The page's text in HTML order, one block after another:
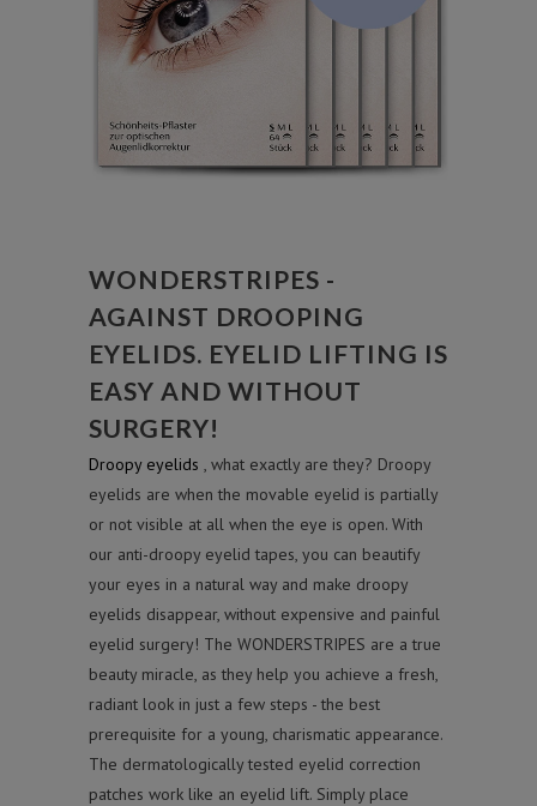
WONDERSTRIPES -
AGAINST DROOPING
EYELIDS. EYELID LIFTING IS
EASY AND WITHOUT
SURGERY!
Droopy eyelids , what exactly are they? Droopy
eyelids are when the movable eyelid is partially
or not visible at all when the eye is open. With
our anti-droopy eyelid tapes, you can beautify
your eyes in a natural way and make droopy
eyelids disappear, without expensive and painful
eyelid surgery! The WONDERSTRIPES are a true
beauty miracle, as they help you achieve a fresh,
radiant look in just a few steps - the best
prerequisite for a young, charismatic appearance.
The dermatologically tested eyelid correction
patches work like an eyelid lift. Simply place